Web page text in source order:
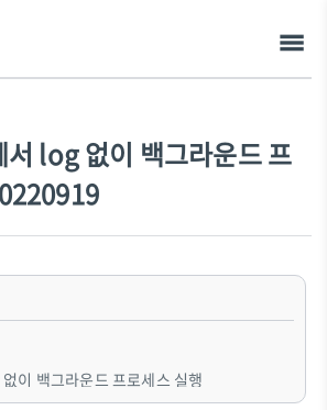
log 없이 백그라운드 프
이 백그라운드 프로세스 실행